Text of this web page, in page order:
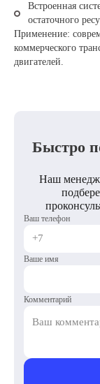
Встроенная
остаточного
Применение:
коммерческого
двигателей.
Быстро
Наш
Ваш телефон
Ваше имя
Комментарий